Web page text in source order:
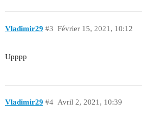
Vladimir29 Février 15, 2021, 10:12
#3
Upppp
Vladimir29 Avril 2, 2021, 10:39
#4